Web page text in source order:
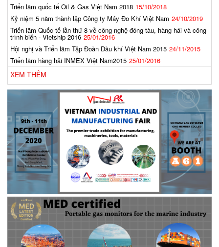
Triển lãm quốc tế Oil & Gas Việt Nam 2018 15/10/2018
Kỷ niệm 5 năm thành lập Công ty Máy Đo Khí Việt Nam 24/10/2019
Triển lãm Quốc tế lần thứ 8 về công nghệ đóng tàu, hàng hải và công
trình biển - Vietship 2016 25/01/2016
Hội nghị và Triển lãm Tập Đoàn Dầu khí Việt Nam 2015 24/11/2015
Triển lãm hàng hải INMEX Việt Nam2015 25/01/2016
XEM THÊM